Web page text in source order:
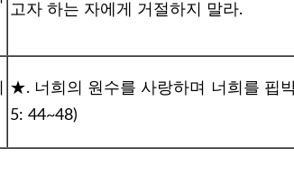
고자 하는 자에게 거절하지 말라.
★. 너희의 원수를 사랑하며 너희를 핍
5: 44~48)